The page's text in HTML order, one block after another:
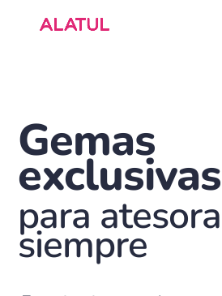
Gemas
exclusivas
para
siempre